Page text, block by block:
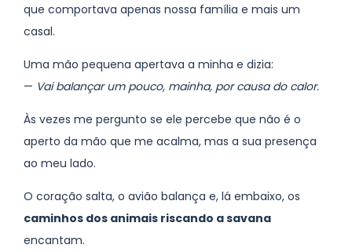
que comportava apenas nossa família e mais um
casal.
Uma mão pequena apertava a minha e dizia:
— Vai balançar um pouco, mainha, por causa do calor.
Às vezes me pergunto se ele percebe que não é o
aperto da mão que me acalma, mas a sua presença
ao meu lado.
O coração salta, o avião balança e, lá embaixo, os
caminhos dos animais riscando a savana
encantam.